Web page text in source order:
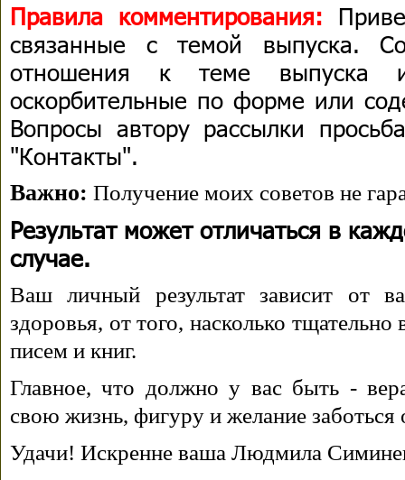
Правила комментирования:
связанные с темой выпуска.
отношения к теме выпуска
оскорбительные по форме или
Вопросы автору рассылки
"Контакты".
Важно: Получение моих советов не
Результат может отличаться в
случае.
Ваш личный результат зависит от
здоровья, от того, насколько
писем и книг.
Главное, что должно у вас быть -
свою жизнь, фигуру и желание заботься
Удачи! Искренне ваша Людмила